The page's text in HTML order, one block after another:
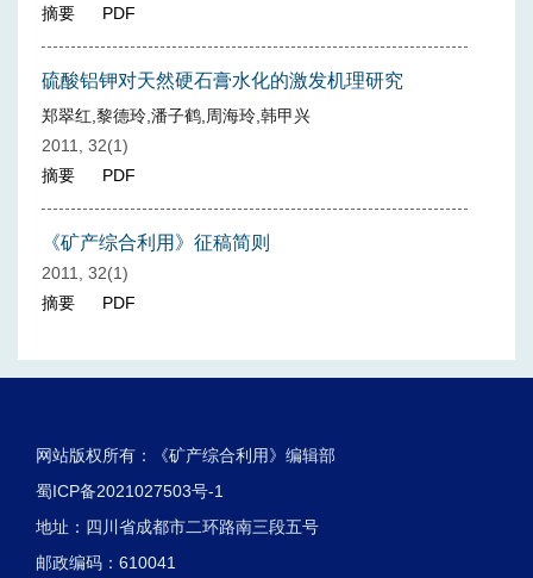
摘要
PDF
硫酸铝钾对天然硬石膏水化的激发机理研究
郑翠红,黎德玲,潘子鹤,周海玲,韩甲兴
2011, 32(1)
摘要
PDF
《矿产综合利用》征稿简则
2011, 32(1)
摘要
PDF
网站版权所有：《矿产综合利用》编辑部
蜀ICP备2021027503号-1
地址：四川省成都市二环路南三段五号
邮政编码：610041